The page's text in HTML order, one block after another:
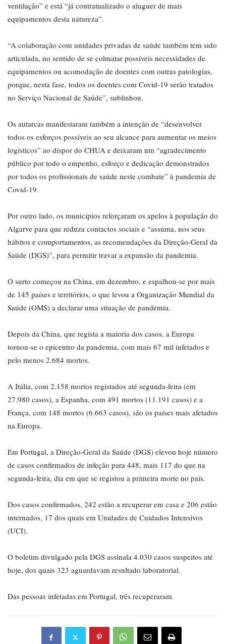
ventilação” e está “já contratualizado o aluguer de mais
equipamentos desta natureza”.
“A colaboração com unidades privadas de saúde também tem sido
articulada, no sentido de se colmatar possíveis necessidades de
equipamentos ou acomodação de doentes com outras patologias,
porque, nesta fase, todos os doentes com Covid-19 serão tratados
no Serviço Nacional de Saúde”, sublinhou.
Os autarcas manifestaram também a intenção de “desenvolver
todos os esforços possíveis ao seu alcance para aumentar os meios
logísticos” ao dispor do CHUA e deixaram um “agradecimento
público por todo o empenho, esforço e dedicação demonstrados
por todos os profissionais de saúde neste combate” à pandemia de
Covid-19.
Por outro lado, os municípios reforçaram os apelos à população do
Algarve para que reduza contactos sociais e “assuma, nos seus
hábitos e comportamentos, as recomendações da Direção-Geral da
Saúde (DGS)”, para permitir travar a expansão da pandemia.
O surto começou na China, em dezembro, e espalhou-se por mais
de 145 países e territórios, o que levou a Organização Mundial da
Saúde (OMS) a declarar uma situação de pandemia.
Depois da China, que regista a maioria dos casos, a Europa
tornou-se o epicentro da pandemia, com mais 67 mil infetados e
pelo menos 2.684 mortos.
A Itália, com 2.158 mortos registados até segunda-feira (em
27.980 casos), a Espanha, com 491 mortos (11.191 casos) e a
França, com 148 mortos (6.663 casos), são os países mais afetados
na Europa.
Em Portugal, a Direção-Geral da Saúde (DGS) elevou hoje número
de casos confirmados de infeção para 448, mais 117 do que na
segunda-feira, dia em que se registou a primeira morte no país.
Dos casos confirmados, 242 estão a recuperar em casa e 206 estão
internados, 17 dos quais em Unidades de Cuidados Intensivos
(UCI).
O boletim divulgado pela DGS assinala 4.030 casos suspeitos até
hoje, dos quais 323 aguardavam resultado laboratorial.
Das pessoas infetadas em Portugal, três recuperaram.